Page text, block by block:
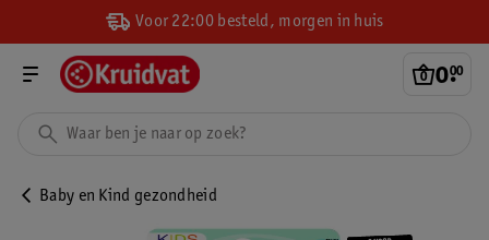
Voor 22:00 besteld, morgen in huis
0.
00
Baby en Kind gezondheid